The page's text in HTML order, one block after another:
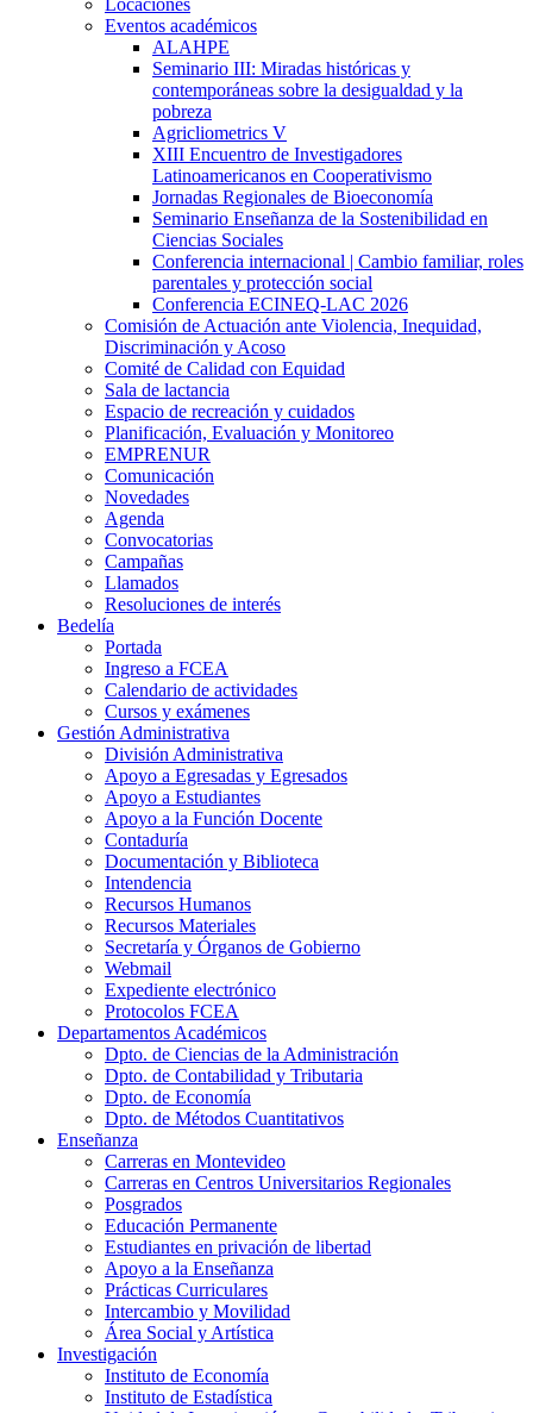
Eventos académicos
ALAHPE
Seminario III: Miradas históricas y
contemporáneas sobre la desigualdad y la
pobreza
Agricliometrics V
XIII Encuentro de Investigadores
Latinoamericanos en Cooperativismo
Jornadas Regionales de Bioeconomía
Seminario Enseñanza de la Sostenibilidad en
Ciencias Sociales
Conferencia internacional | Cambio familiar, roles
parentales y protección social
Conferencia ECINEQ-LAC 2026
Comisión de Actuación ante Violencia, Inequidad,
Discriminación y Acoso
Comité de Calidad con Equidad
Sala de lactancia
Espacio de recreación y cuidados
Planificación, Evaluación y Monitoreo
EMPRENUR
Comunicación
Novedades
Agenda
Convocatorias
Campañas
Llamados
Resoluciones de interés
Bedelía
Portada
Ingreso a FCEA
Calendario de actividades
Cursos y exámenes
Gestión Administrativa
División Administrativa
Apoyo a Egresadas y Egresados
Apoyo a Estudiantes
Apoyo a la Función Docente
Contaduría
Documentación y Biblioteca
Intendencia
Recursos Humanos
Recursos Materiales
Secretaría y Órganos de Gobierno
Webmail
Expediente electrónico
Protocolos FCEA
Departamentos Académicos
Dpto. de Ciencias de la Administración
Dpto. de Contabilidad y Tributaria
Dpto. de Economía
Dpto. de Métodos Cuantitativos
Enseñanza
Carreras en Montevideo
Carreras en Centros Universitarios Regionales
Posgrados
Educación Permanente
Estudiantes en privación de libertad
Apoyo a la Enseñanza
Prácticas Curriculares
Intercambio y Movilidad
Área Social y Artística
Investigación
Instituto de Economía
Instituto de Estadística